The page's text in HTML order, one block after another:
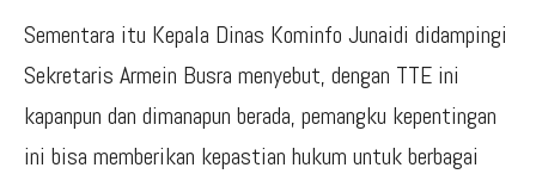
Sementara itu Kepala Dinas Kominfo Junaidi didampingi
Sekretaris Armein Busra menyebut, dengan TTE ini
kapanpun dan dimanapun berada, pemangku kepentingan
ini bisa memberikan kepastian hukum untuk berbagai